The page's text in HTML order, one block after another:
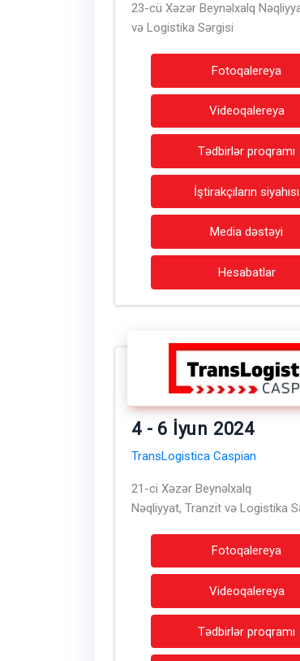
23-cü Xəzər Beynəlxalq
və Logistika Sərgisi
Fotoqalereya
Videoqalereya
Tədbirlər proqramı
İştirakçıların siyahısı
Media dəstəyi
Hesabatlar
4 - 6 İyun 2024
TransLogistica Caspian
21-ci Xəzər Beynəlxalq
Nəqliyyat, Tranzit və Logistika
Fotoqalereya
Videoqalereya
Tədbirlər proqramı